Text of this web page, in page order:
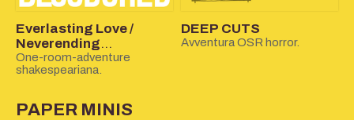
Everlasting Love /
Neverending
Bloodshed
One-room-adventure
shakespeariana.
DEEP CUTS
Avventura OSR horror.
PAPER MINIS